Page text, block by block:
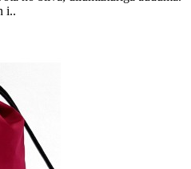
i..